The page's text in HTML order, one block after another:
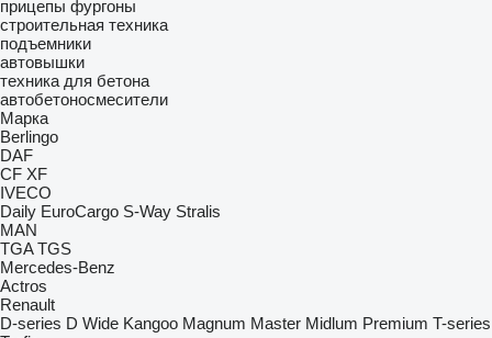
прицепы фургоны
строительная техника
подъемники
автовышки
техника для бетона
автобетоносмесители
Марка
Berlingo
DAF
CF XF
IVECO
Daily EuroCargo S-Way Stralis
MAN
TGA TGS
Mercedes-Benz
Actros
Renault
D-series D Wide Kangoo Magnum Master Midlum Premium T-series